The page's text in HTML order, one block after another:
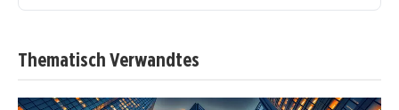
Thematisch Verwandtes